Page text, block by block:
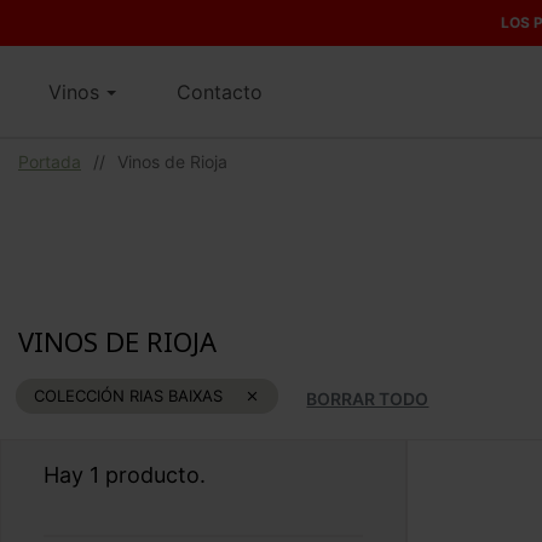
LOS
Vinos Contacto
Portada // Vinos de Rioja
VINOS DE RIOJA
Hay 1 producto.
COLECCIÓN RIAS BAIXAS  BORRAR TODO